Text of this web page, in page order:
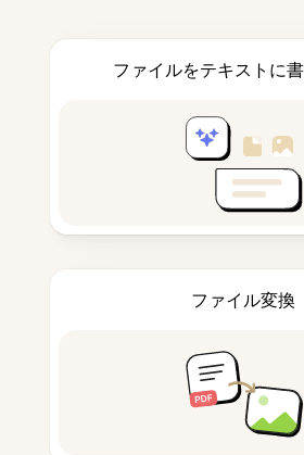
ファイルをテキストに
ファイル変換